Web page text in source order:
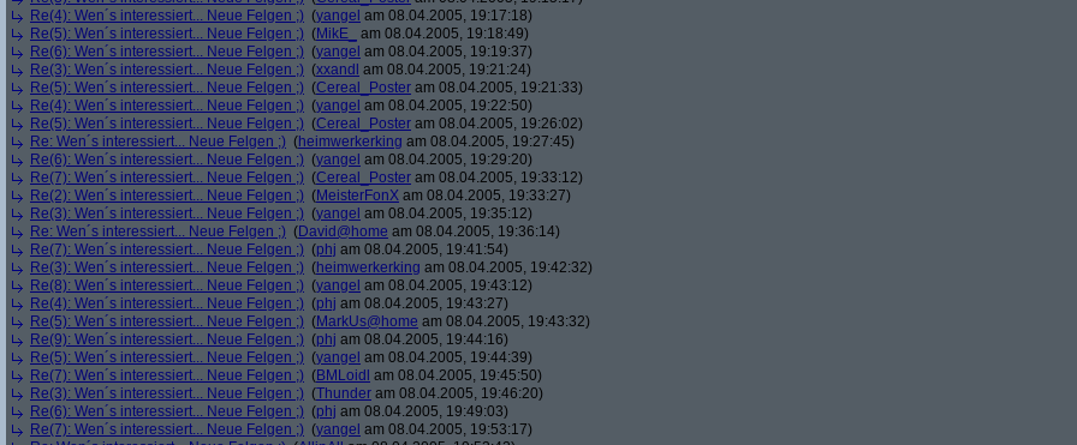
Re(4): Wen´s interessiert... Neue Felgen ;) (yangel am 08.04.2005, 19:17:18)
Re(5): Wen´s interessiert... Neue Felgen ;) (MikE_
am 08.04.2005, 19:18:49)
Re(6): Wen´s interessiert... Neue Felgen ;) (yangel am 08.04.2005, 19:19:37)
Re(3): Wen´s interessiert... Neue Felgen ;) (xxandl am 08.04.2005, 19:21:24)
Re(5): Wen´s interessiert... Neue Felgen ;) (Cereal_Poster am 08.04.2005, 19:21:33)
Re(4): Wen´s interessiert... Neue Felgen ;) (yangel am 08.04.2005, 19:22:50)
Re(5): Wen´s interessiert... Neue Felgen ;) (Cereal_Poster am 08.04.2005, 19:26:02)
Re: Wen´s interessiert... Neue Felgen ;) (heimwerkerking am 08.04.2005, 19:27:45)
Re(6): Wen´s interessiert... Neue Felgen ;) (yangel am 08.04.2005, 19:29:20)
Re(7): Wen´s interessiert... Neue Felgen ;) (Cereal_Poster am 08.04.2005, 19:33:12)
Re(2): Wen´s interessiert... Neue Felgen ;) (MeisterFonX am 08.04.2005, 19:33:27)
Re(3): Wen´s interessiert... Neue Felgen ;) (yangel am 08.04.2005, 19:35:12)
Re: Wen´s interessiert... Neue Felgen ;) (David@home am 08.04.2005, 19:36:14)
Re(7): Wen´s interessiert... Neue Felgen ;) (phj am 08.04.2005, 19:41:54)
Re(3): Wen´s interessiert... Neue Felgen ;) (heimwerkerking am 08.04.2005, 19:42:32)
Re(8): Wen´s interessiert... Neue Felgen ;) (yangel am 08.04.2005, 19:43:12)
Re(4): Wen´s interessiert... Neue Felgen ;) (phj am 08.04.2005, 19:43:27)
Re(5): Wen´s interessiert... Neue Felgen ;) (MarkUs@home am 08.04.2005, 19:43:32)
Re(9): Wen´s interessiert... Neue Felgen ;) (phj am 08.04.2005, 19:44:16)
Re(5): Wen´s interessiert... Neue Felgen ;) (yangel am 08.04.2005, 19:44:39)
Re(7): Wen´s interessiert... Neue Felgen ;) (BMLoidl am 08.04.2005, 19:45:50)
Re(3): Wen´s interessiert... Neue Felgen ;) (Thunder am 08.04.2005, 19:46:20)
Re(6): Wen´s interessiert... Neue Felgen ;) (phj am 08.04.2005, 19:49:03)
Re(7): Wen´s interessiert... Neue Felgen ;) (yangel am 08.04.2005, 19:53:17)